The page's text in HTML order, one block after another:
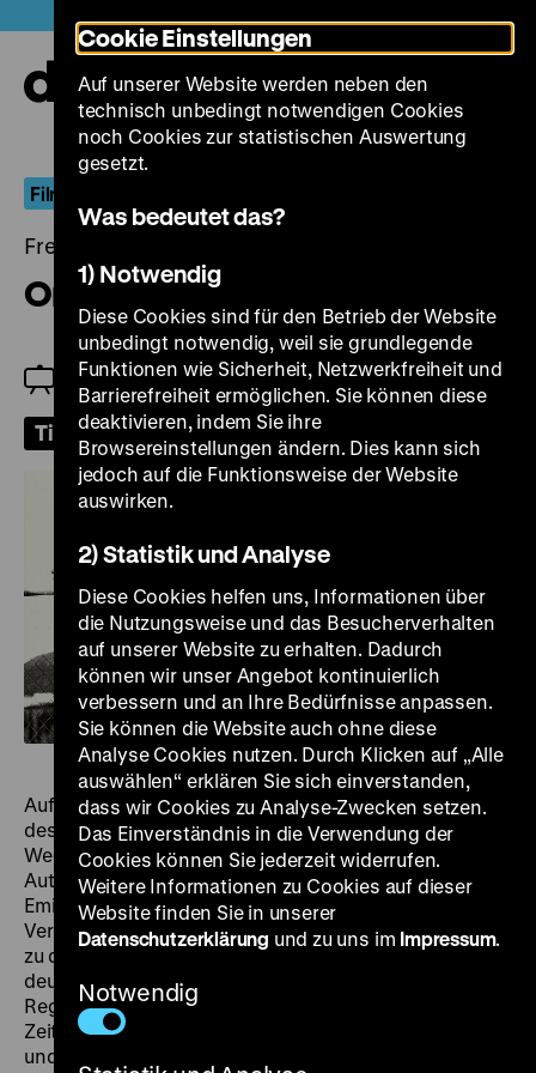
zum
Seiteninhalt
springen
FilmDokument
Freitag, 20. September 2024, 18.00 Uhr
On the Road to Hollywood
Einführung: Brigitte Mayr & Michael Omasta
Tickets
Auf den Spuren der Geschichte, des Überlebens und
des Kinos. Eine filmische Detektivarbeit, die den
Wegen der 1933 und 1938 vertriebenen Regisseure,
Autoren, Schauspielerinnen und Schauspieler in die
Emigration folgt.On the Road to Hollywood
Versuch, die „Erfahrung des Exils“ in Bildern und Tönen
zu dokumentieren, eine filmische Recherche über das
deutschsprachige Filmexil. Der österreichische
Regisseur Bernhard Frankfurter (1946–1999) hat dafür
Zeitzeugen, Vertriebene wie Täter, ausfindig gemacht
und interviewt: in Wien, London, Berlin, Prag, New York
Cookie Einstellungen
Auf unserer Website werden neben den
technisch unbedingt notwendigen Cookies
noch Cookies zur statistischen Auswertung
gesetzt.
Was bedeutet das?
1) Notwendig
Diese Cookies sind für den Betrieb der Website
unbedingt notwendig, weil sie grundlegende
Funktionen wie Sicherheit, Netzwerkfreiheit und
Barrierefreiheit ermöglichen. Sie können diese
deaktivieren, indem Sie ihre
Browsereinstellungen ändern. Dies kann sich
jedoch auf die Funktionsweise der Website
auswirken.
2) Statistik und Analyse
Diese Cookies helfen uns, Informationen über
die Nutzungsweise und das Besucherverhalten
auf unserer Website zu erhalten. Dadurch
können wir unser Angebot kontinuierlich
verbessern und an Ihre Bedürfnisse anpassen.
Sie können die Website auch ohne diese
Analyse Cookies nutzen. Durch Klicken auf „Alle
auswählen“ erklären Sie sich einverstanden,
dass wir Cookies zu Analyse-Zwecken setzen.
Das Einverständnis in die Verwendung der
Cookies können Sie jederzeit widerrufen.
Weitere Informationen zu Cookies auf dieser
Website finden Sie in unserer
Datenschutzerklärung und zu uns im Impressum.
Notwendig